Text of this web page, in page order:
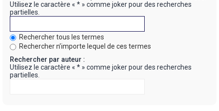
Utilisez le caractère « * » comme joker pour des recherches
partielles.
Rechercher tous les termes
Rechercher n’importe lequel de ces termes
Rechercher par auteur :
Utilisez le caractère « * » comme joker pour des recherches
partielles.